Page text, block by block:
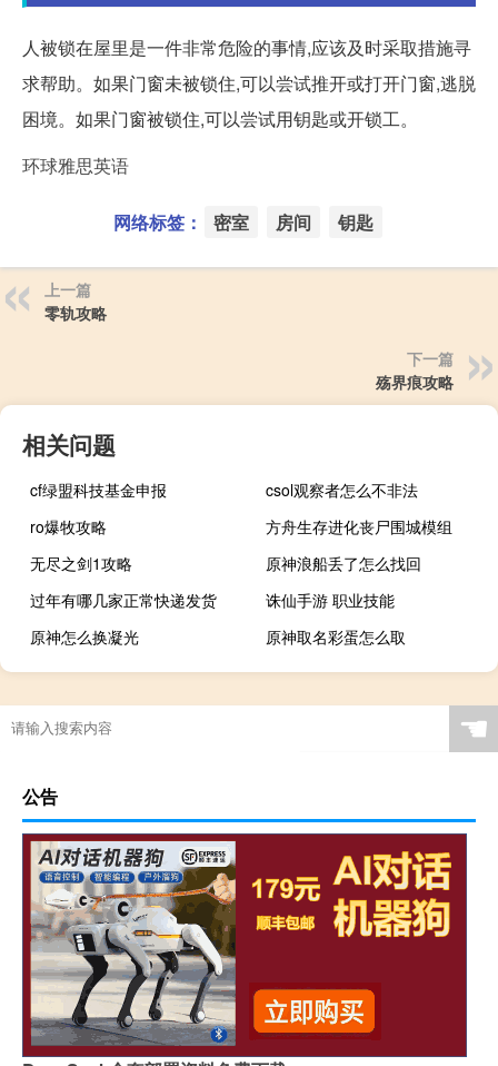
人被锁在屋里是一件非常危险的事情,应该及时采取措施寻
求帮助。如果门窗未被锁住,可以尝试推开或打开门窗,逃脱
困境。如果门窗被锁住,可以尝试用钥匙或开锁工。
环球雅思英语
网络标签： 密室 房间 钥匙
上一篇
零轨攻略
下一篇
殇界痕攻略
相关问题
cf绿盟科技基金申报
csol观察者怎么不非法
ro爆牧攻略
方舟生存进化丧尸围城模组
无尽之剑1攻略
原神浪船丢了怎么找回
过年有哪几家正常快递发货
诛仙手游 职业技能
原神怎么换凝光
原神取名彩蛋怎么取
☚
公告